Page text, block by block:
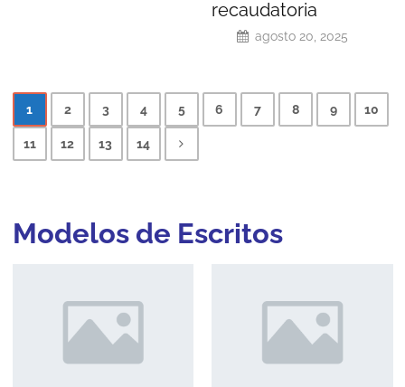
recaudatoria
agosto 20, 2025
1 2 3 4 5 6 7 8 9 10
11 12 13 14
Modelos de Escritos